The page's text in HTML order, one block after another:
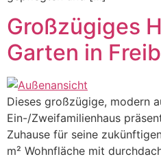
Großzügiges
Garten in
Dieses großzügige, modern
Ein-/Zweifamilienhaus
Zuhause für seine
m² Wohnfläche mit